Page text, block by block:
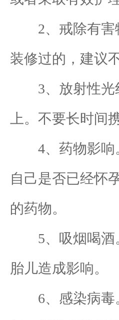
2、戒除有害物
装修过的，建议
3、放射性光线
上。不要长时间
4、药物影响。
自己是否已经怀
的药物。
5、吸烟喝酒。
胎儿造成影响。
6、感染病毒。